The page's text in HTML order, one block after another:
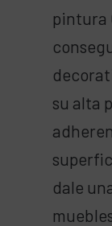
pintura
su alta
dale